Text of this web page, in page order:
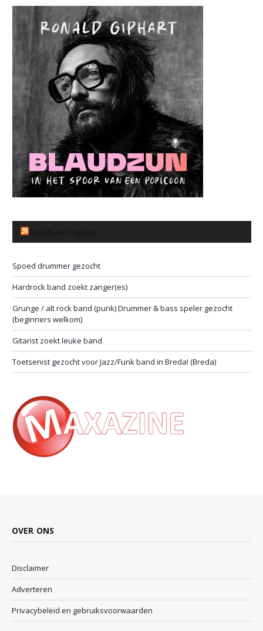
Spoed drummer gezocht
Hardrock band zoekt zanger(es)
Grunge / alt rock band (punk) Drummer & bass speler gezocht
(beginners welkom)
Gitarist zoekt leuke band
Toetsenist gezocht voor Jazz/Funk band in Breda! (Breda)
OVER ONS
Disclaimer
Adverteren
Privacybeleid en gebruiksvoorwaarden